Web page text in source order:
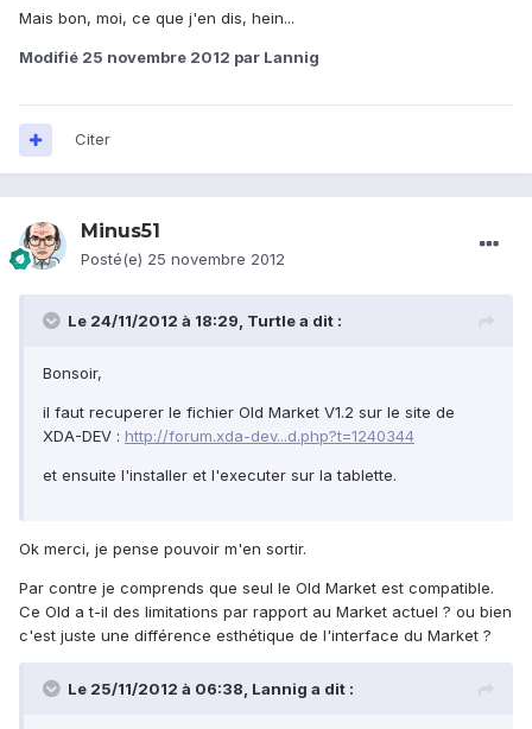
Mais bon, moi, ce que j'en dis, hein...
Modifié 25 novembre 2012 par Lannig
Citer
Minus51
Posté(e) 25 novembre 2012
Le 24/11/2012 à 18:29, Turtle a dit :
Bonsoir,
il faut recuperer le fichier Old Market V1.2 sur le site de
XDA-DEV : http://forum.xda-dev...d.php?t=1240344
et ensuite l'installer et l'executer sur la tablette.
Ok merci, je pense pouvoir m'en sortir.
Par contre je comprends que seul le Old Market est compatible.
Ce Old a t-il des limitations par rapport au Market actuel ? ou bien
c'est juste une différence esthétique de l'interface du Market ?
Le 25/11/2012 à 06:38, Lannig a dit :